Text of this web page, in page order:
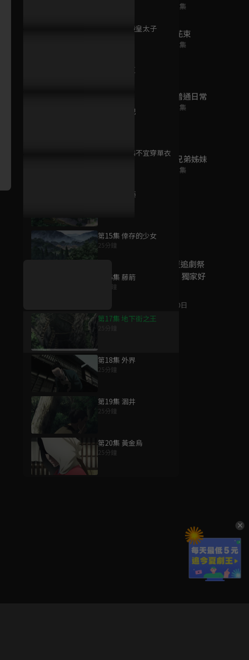
第10集 暗殺皇太子
第11集 忠臣
第12集 選妃
第13集 烏鴉不宜穿單衣
第14集 禁藥
第15集 倖存的少女
25分鐘
第16集 藤箭
25分鐘
第17集 地下街之王
第18集 外界
25分鐘
第19集 涸井
25分鐘
第20集 黃金烏
25分鐘
已完結 / 共 12 集
為丑女獻上花束
已完結 / 共 13 集
矢野同學的普通日常
已完結 / 共 12 集
紫雲寺家的兄弟姊妹
已完結 / 共 12 集
好康資訊
7/21-8/20，盛夏追劇祭
升級VIP最優惠！獨家好
8月20日